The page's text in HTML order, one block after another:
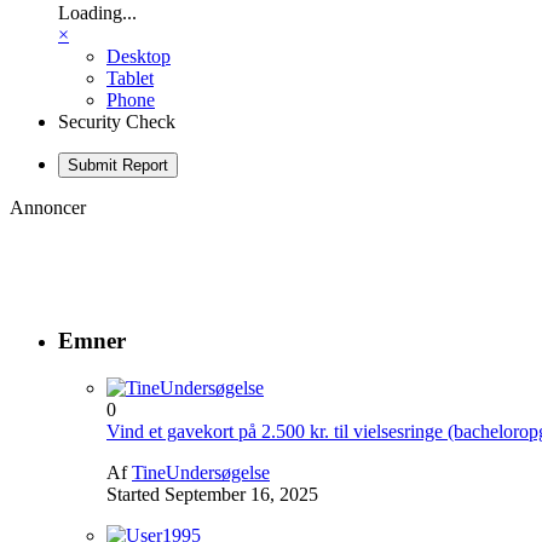
Loading...
×
Desktop
Tablet
Phone
Security Check
Submit Report
Annoncer
Emner
0
Vind et gavekort på 2.500 kr. til vielsesringe
AfTineUndersøgelse
Started September 16, 2025